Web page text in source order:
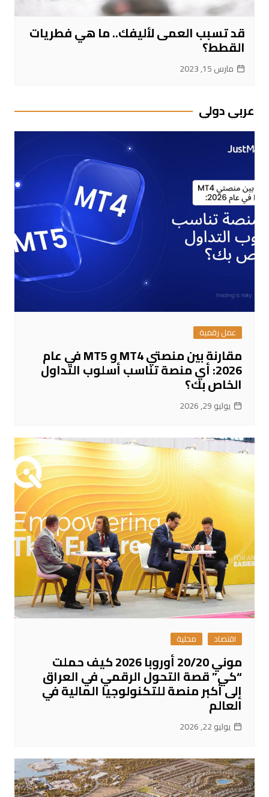
قد تسبب العمى لأليفك.. ما هي فطريات
القطط؟
مارس 15, 2023
عربي دولي
عمل رقمية
مقارنة بين منصتي MT4 و MT5 في عام
2026: أي منصة تناسب أسلوب التداول
الخاص بك؟
يوليو 29, 2026
اقتصاد محلية
موني 20/20 أوروبا 2026 كيف حملت
“كي” قصة التحول الرقمي في العراق
إلى أكبر منصة للتكنولوجيا المالية في
العالم
يوليو 22, 2026